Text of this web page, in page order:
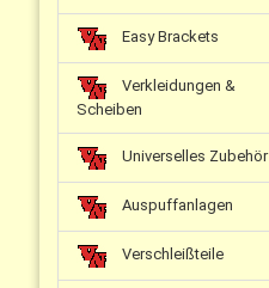
Easy Brackets
Verkleidungen &
Scheiben
Universelles Zubehör
Auspuffanlagen
Verschleißteile